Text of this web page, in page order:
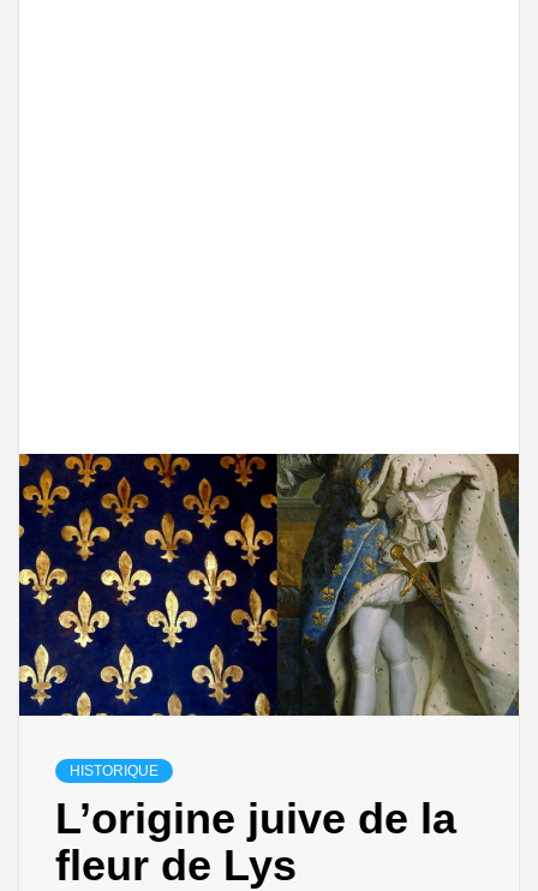
HISTORIQUE
L’origine juive de la
fleur de Lys